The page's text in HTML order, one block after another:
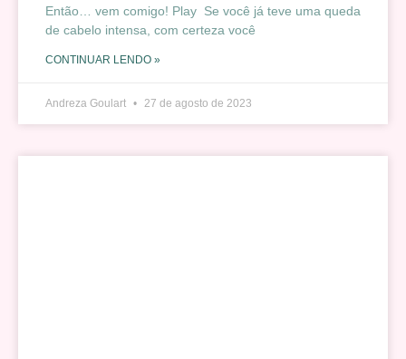
Então… vem comigo! Play Se você já teve uma queda
de cabelo intensa, com certeza você
CONTINUAR LENDO »
Andreza Goulart 27 de agosto de 2023